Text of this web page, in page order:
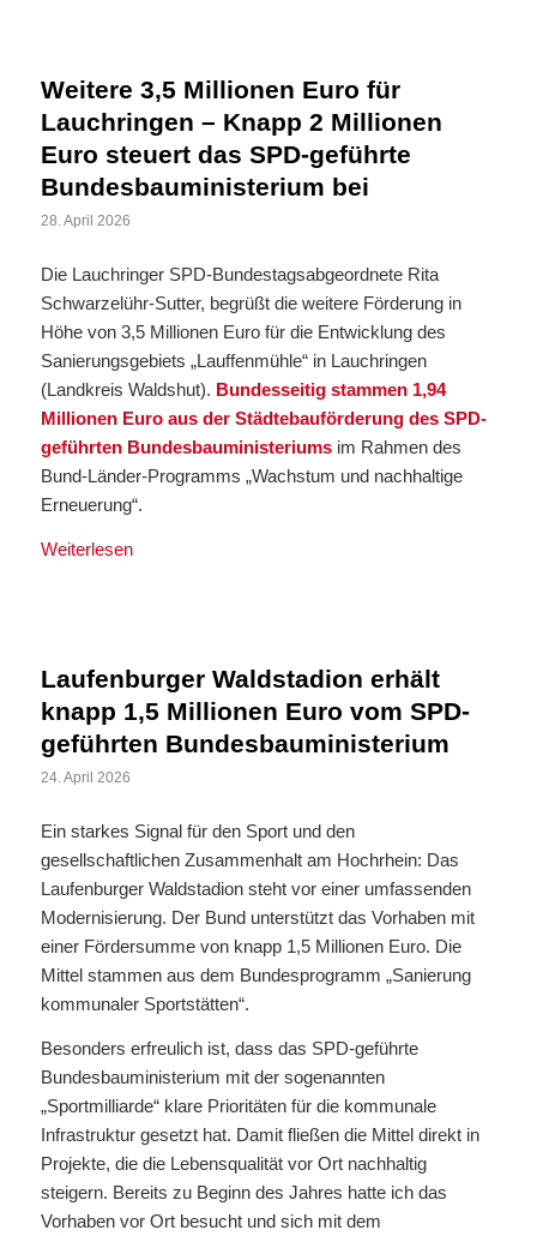
Weitere 3,5 Millionen Euro für
Lauchringen – Knapp 2 Millionen
Euro steuert das SPD-geführte
Bundesbauministerium bei
28. April 2026
Die Lauchringer SPD-Bundestagsabgeordnete Rita
Schwarzelühr-Sutter, begrüßt die weitere Förderung in
Höhe von 3,5 Millionen Euro für die Entwicklung des
Sanierungsgebiets „Lauffenmühle“ in Lauchringen
(Landkreis Waldshut). Bundesseitig stammen 1,94
Millionen Euro aus der Städtebauförderung des SPD-
geführten Bundesbauministeriumsim Rahmen des
Bund-Länder-Programms „Wachstum und nachhaltige
Erneuerung“.
Weiterlesen
Laufenburger Waldstadion erhält
knapp 1,5 Millionen Euro vom SPD-
geführten Bundesbauministerium
24. April 2026
Ein starkes Signal für den Sport und den
gesellschaftlichen Zusammenhalt am Hochrhein: Das
Laufenburger Waldstadion steht vor einer umfassenden
Modernisierung. Der Bund unterstützt das Vorhaben mit
einer Fördersumme von knapp 1,5 Millionen Euro. Die
Mittel stammen aus dem Bundesprogramm „Sanierung
kommunaler Sportstätten“.
​Besonders erfreulich ist, dass das SPD-geführte
Bundesbauministerium mit der sogenannten
„Sportmilliarde“ klare Prioritäten für die kommunale
Infrastruktur gesetzt hat. Damit fließen die Mittel direkt in
Projekte, die die Lebensqualität vor Ort nachhaltig
steigern. Bereits zu Beginn des Jahres hatte ich das
Vorhaben vor Ort besucht und sich mit dem